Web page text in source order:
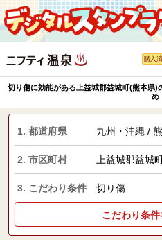
購入
切り傷に効能がある上益城郡益城町(熊本県
め
1. 都道府県 九州・沖縄 /
2. 市区町村 上益城郡益城
3. こだわり条件 切り傷
こだわり条